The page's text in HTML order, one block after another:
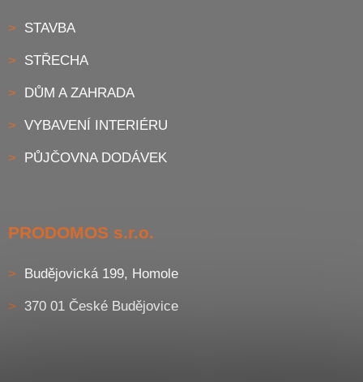
STAVBA
STŘECHA
DŮM A ZAHRADA
VYBAVENÍ INTERIÉRU
PŮJČOVNA DODÁVEK
PRODOMOS s.r.o.
Budějovická 199, Homole
370 01 České Budějovice